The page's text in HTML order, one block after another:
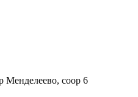
Менделеево, соор 6